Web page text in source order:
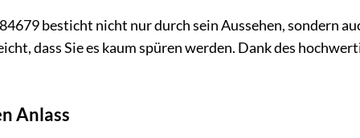
besticht nicht nur durch sein Aussehen, sondern
dass Sie es kaum spüren werden. Dank des
Anlass